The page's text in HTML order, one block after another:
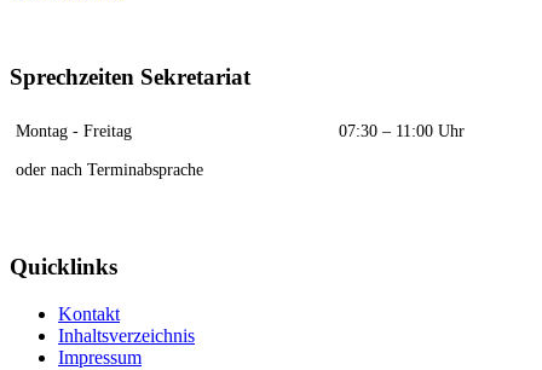
Sprechzeiten Sekretariat
Montag - Freitag
07:30 – 11:00 Uhr
oder nach Terminabsprache
Quicklinks
Kontakt
Inhaltsverzeichnis
Impressum